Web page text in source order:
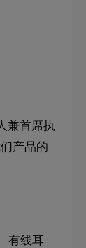
兼首席执
产品的
有线耳